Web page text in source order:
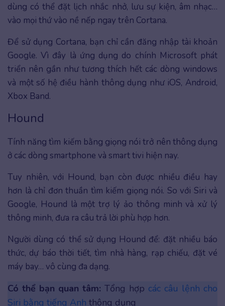
dùng có thể đặt lịch nhắc nhở, lưu sự kiện, âm nhạc…
vào mọi thứ vào nề nếp ngay trên Cortana.
Để sử dụng Cortana, bạn chỉ cần đăng nhập tài khoản
Google. Vì đây là ứng dụng do chính Microsoft phát
triển nên gần như tương thích hết các dòng windows
và một số hệ điều hành thông dụng như iOS, Android,
Xbox Band.
Hound
Tính năng tìm kiếm bằng giọng nói trở nên thông dụng
ở các dòng smartphone và smart tivi hiện nay.
Tuy nhiên, với Hound, bạn còn được nhiều điều hay
hơn là chỉ đơn thuần tìm kiếm giọng nói. So với Siri và
Google, Hound là một trợ lý ảo thông minh và xử lý
thông minh, đưa ra câu trả lời phù hợp hơn.
Người dùng có thể sử dụng Hound để: đặt nhiều báo
thức, dự báo thời tiết, tìm nhà hàng, rạp chiếu, đặt vé
máy bay… vô cùng đa dạng.
Có thể bạn quan tâm: Tổng hợp các câu lệnh cho
Siri bằng tiếng Anh thông dụng